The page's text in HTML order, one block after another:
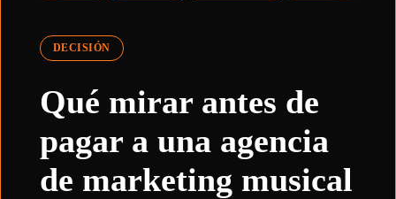
DECISIÓN
Qué mirar antes de
pagar a una agencia
de marketing musical